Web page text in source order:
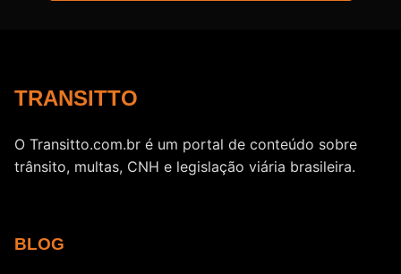
TRANSITTO
O Transitto.com.br é um portal de conteúdo sobre
trânsito, multas, CNH e legislação viária brasileira.
BLOG